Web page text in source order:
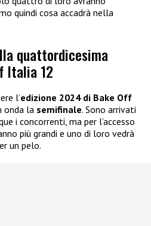
quindi cosa accadrà nella
quattordicesima
Italia 12
l’edizione 2024 di Bake Off
onda la semifinale. Sono arrivati
i concorrenti, ma per l’accesso
più grandi e uno di loro vedrà
un pelo.